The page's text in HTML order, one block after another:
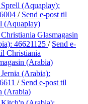
(Aquaplay):
/ Send e-post til
(Aquaplay)
Glasmagasin
46621125 / Send e-
Christiania
(Arabia)
(Arabia):
/ Send e-post til
(Arabia)